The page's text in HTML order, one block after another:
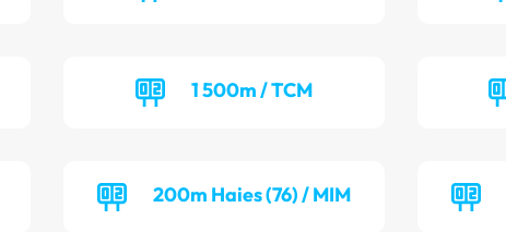
1 500m / TCM
200m Haies (76) / MIM